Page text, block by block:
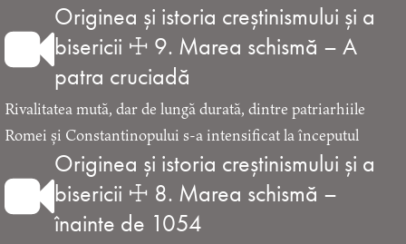
Originea și istoria creștinismului și a
bisericii ☩ 9. Marea schismă – A
patra cruciadă
Rivalitatea mută, dar de lungă durată, dintre patriarhiile
Romei și Constantinopului s-a intensificat la începutul
Originea și istoria creștinismului și a
bisericii ☩ 8. Marea schismă –
înainte de 1054